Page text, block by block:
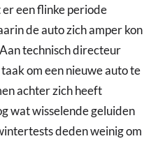
een flinke periode
de auto zich amper kon
technisch directeur
om een nieuwe auto te
achter zich heeft
wat wisselende geluiden
deden weinig om